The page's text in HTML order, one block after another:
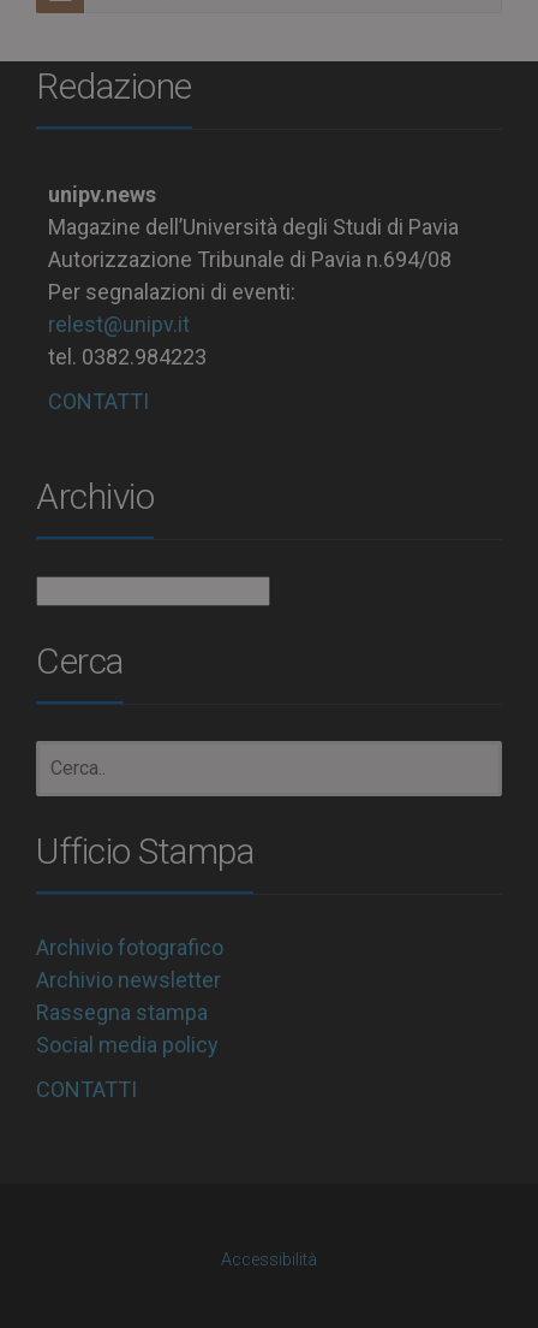
Redazione
unipv.news
Magazine dell’Università degli Studi di Pavia
Autorizzazione Tribunale di Pavia n.694/08
Per segnalazioni di eventi:
relest@unipv.it
tel. 0382.984223
CONTATTI
Archivio
Cerca
Ufficio Stampa
Archivio fotografico
Archivio newsletter
Rassegna stampa
Social media policy
CONTATTI
Accessibilità